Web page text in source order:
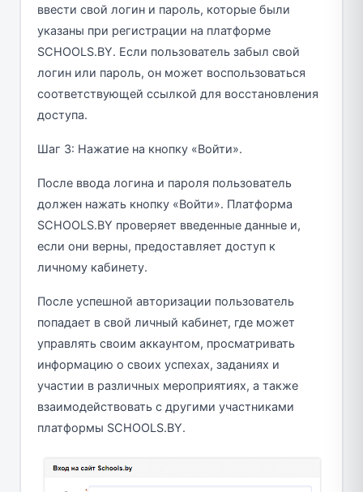
ввести свой логин и пароль, которые были
указаны при регистрации на платформе
SCHOOLS.BY. Если пользователь забыл свой
логин или пароль, он может воспользоваться
соответствующей ссылкой для восстановления
доступа.
Шаг 3: Нажатие на кнопку «Войти».
После ввода логина и пароля пользователь
должен нажать кнопку «Войти». Платформа
SCHOOLS.BY проверяет введенные данные и,
если они верны, предоставляет доступ к
личному кабинету.
После успешной авторизации пользователь
попадает в свой личный кабинет, где может
управлять своим аккаунтом, просматривать
информацию о своих успехах, заданиях и
участии в различных мероприятиях, а также
взаимодействовать с другими участниками
платформы SCHOOLS.BY.